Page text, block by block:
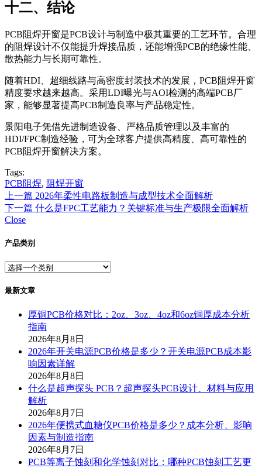
十二、结论
PCB阻焊开窗是PCB设计与制造中极其重要的工艺环节。合理
的阻焊设计不仅能提升焊接品质，还能增强PCB的绝缘性能、
散热能力与长期可靠性。
随着HDI、超细线路与高密度封装技术的发展，PCB阻焊开窗
精度要求越来越高。采用LDI曝光与AOI检测的高端PCB厂
家，能够显著提高PCB制造良率与产品稳定性。
景阳电子凭借先进制造设备、严格品质管理以及丰富的
HDI/FPC制造经验，可为全球客户提供高精度、高可靠性的
PCB阻焊开窗解决方案。
Tags:
PCB阻焊, 阻焊开窗
上一篇 2026年柔性电路板制造与成型技术全面解析
下一篇 什么是FPC工艺能力？关键标准与生产极限全面解析
Close
产品类别
最新文章
厚铜PCB价格对比：2oz、3oz、4oz和6oz铜厚成本分析
指南
2026年8月8日
2026年开关电源PCB价格是多少？开关电源PCB成本影
响因素详解
2026年8月8日
什么是超声探头 PCB？超声探头PCB设计、材料与应用
解析
2026年8月7日
2026年便携式血糖仪PCB价格是多少？成本分析、影响
因素与制造指南
2026年8月7日
PCB等离子蚀刻和化学蚀刻对比：哪种PCB蚀刻工艺更